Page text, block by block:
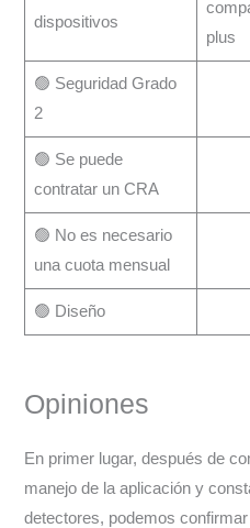
dispositivos
plus
🟢 Seguridad Grado
2
🟢 Se puede
contratar un CRA
🟢 No es necesario
una cuota mensual
🟢 Diseño
Opiniones
En primer lugar, después de
manejo de la aplicación y
detectores, podemos